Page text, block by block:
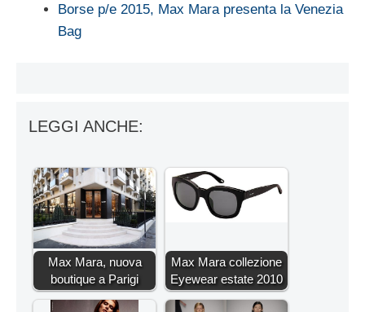
Borse p/e 2015, Max Mara presenta la Venezia
Bag
LEGGI ANCHE:
Max Mara, nuova
boutique a Parigi
Max Mara collezione
Eyewear estate 2010